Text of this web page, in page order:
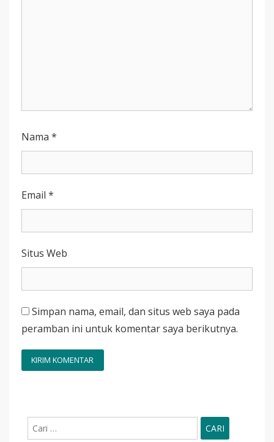
Nama *
Email *
Situs Web
Simpan nama, email, dan situs web saya pada
peramban ini untuk komentar saya berikutnya.
untuk: